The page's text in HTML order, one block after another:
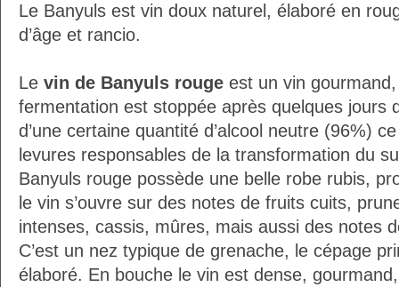
Le Banyuls est vin doux naturel, élaboré en
d’âge et rancio.
Le vin de Banyuls rouge est un vin
fermentation est stoppée après quelques jours
d’une certaine quantité d’alcool neutre (96%)
levures responsables de la transformation du
Banyuls rouge possède une belle robe rubis,
le vin s’ouvre sur des notes de fruits cuits,
intenses, cassis, mûres, mais aussi des notes
C’est un nez typique de grenache, le cépage
élaboré. En bouche le vin est dense,